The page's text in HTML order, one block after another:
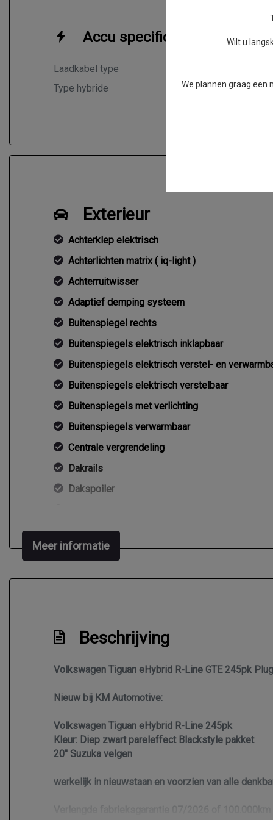
Accu specificaties
Laadkabel type
Type hybride
Plug-in
Exterieur
Achterklep elektrisch
Achterlichten matrix ( iq-light )
Achterruitwisser
Adaptief demping systeem
Buitenspiegel rechts
Buitenspiegels elektrisch inklapbaar
Buitenspiegels elektrisch verstel- en
Buitenspiegels elektrisch verstelbaar
Buitenspiegels met verlichting
Buitenspiegels verwarmbaar
Centrale vergrendeling
Dakrails
Dakspoiler
Extra getint glas achter
Getint glas
Koplamp led matrix ( iq-light )
Led achterlichten
Lichtmetalen velgen 20"
Mistlampen voor
Panoramadak
Park distance control
Meer informatie
Beschrijving
Volkswagen Tiguan eHybrid R-Line GTE 245pk
Nieuw bij KM Automotive:
Volkswagen Tiguan eHybrid R-Line 245pk
Kleur: Diep zwart pareleffect Blackstyle pakket
20'' Suzuka velgen
werkelijk in nieuwstaan en voorzien van alle
Wilt u
We plannen graag een